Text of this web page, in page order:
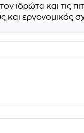
ιδρώτα και τις
και εργονομικός